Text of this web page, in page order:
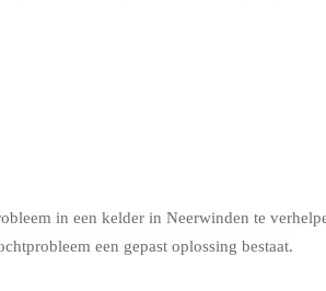
in een kelder in Neerwinden te
een gepast oplossing bestaat.